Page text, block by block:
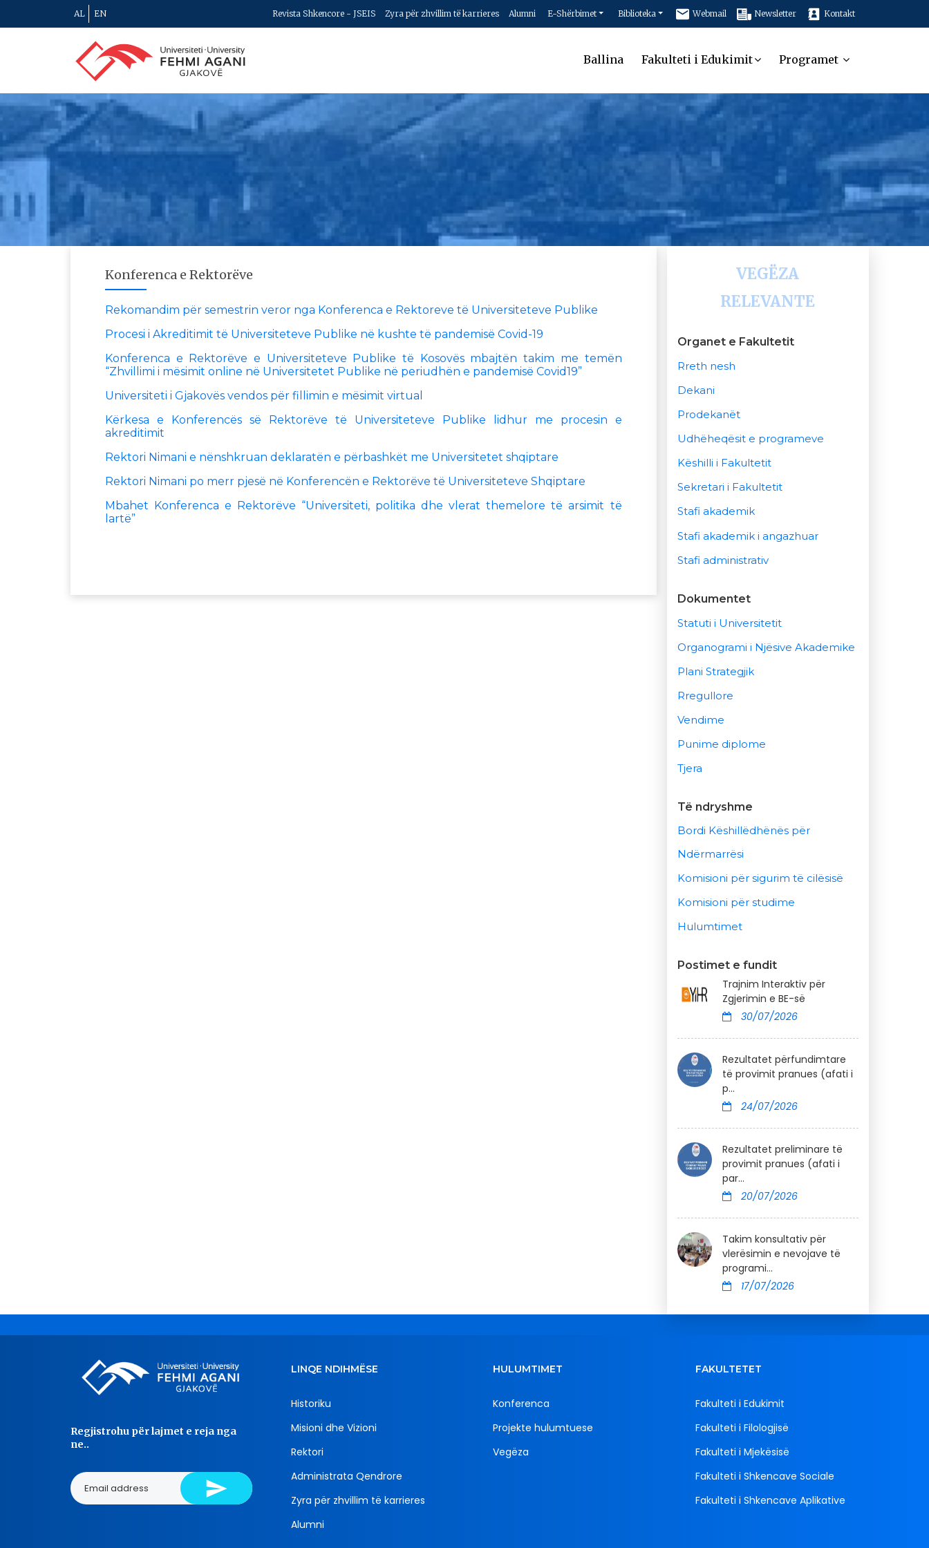
AL EN Revista Shkencore - JSEIS Zyra për zhvillim të karrieres Alumni E-Shërbimet Biblioteka Webmail Newsletter Kontakt
Ballina Fakulteti i Edukimit Programet
Konferenca e Rektorëve
Rekomandim për semestrin veror nga Konferenca e Rektoreve të Universiteteve Publike
Procesi i Akreditimit të Universiteteve Publike në kushte të pandemisë Covid-19
Konferenca e Rektorëve e Universiteteve Publike të Kosovës mbajtën takim me temën
“Zhvillimi i mësimit online në Universitetet Publike në periudhën e pandemisë Covid19”
Universiteti i Gjakovës vendos për fillimin e mësimit virtual
Kërkesa e Konferencës së Rektorëve të Universiteteve Publike lidhur me procesin e
akreditimit
Rektori Nimani e nënshkruan deklaratën e përbashkët me Universitetet shqiptare
Rektori Nimani po merr pjesë në Konferencën e Rektorëve të Universiteteve Shqiptare
Mbahet Konferenca e Rektorëve “Universiteti, politika dhe vlerat themelore të arsimit të
lartë”
VEGËZA
RELEVANTE
Organet e Fakultetit
Rreth nesh
Dekani
Prodekanët
Udhëheqësit e programeve
Këshilli i Fakultetit
Sekretari i Fakultetit
Stafi akademik
Stafi akademik i angazhuar
Stafi administrativ
Dokumentet
Statuti i Universitetit
Organogrami i Njësive Akademike
Plani Strategjik
Rregullore
Vendime
Punime diplome
Tjera
Të ndryshme
Bordi Këshillëdhënës për
Ndërmarrësi
Komisioni për sigurim të cilësisë
Komisioni për studime
Hulumtimet
Postimet e fundit
Trajnim Interaktiv për
Zgjerimin e BE-së
30/07/2026
Rezultatet përfundimtare
të provimit pranues (afati i
p...
24/07/2026
Rezultatet preliminare të
provimit pranues (afati i
par...
20/07/2026
Takim konsultativ për
vlerësimin e nevojave të
programi...
17/07/2026
Regjistrohu për lajmet e reja nga
ne..
LINQE NDIHMËSE
Historiku
Misioni dhe Vizioni
Rektori
Administrata Qendrore
Zyra për zhvillim të karrieres
Alumni
HULUMTIMET
Konferenca
Projekte hulumtuese
Vegëza
FAKULTETET
Fakulteti i Edukimit
Fakulteti i Filologjisë
Fakulteti i Mjekësisë
Fakulteti i Shkencave Sociale
Fakulteti i Shkencave Aplikative